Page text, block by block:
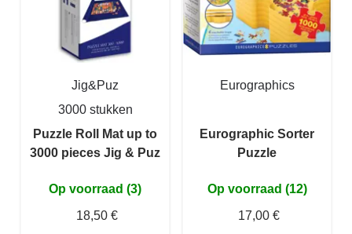
Jig&Puz
3000 stukken
Puzzle Roll Mat up to
3000 pieces Jig & Puz
Op voorraad (3)
18,50 €
Eurographics
Eurographic Sorter
Puzzle
Op voorraad (12)
17,00 €